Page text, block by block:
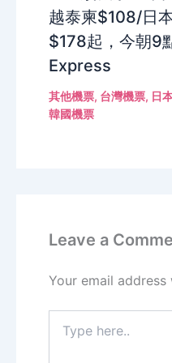
越泰柬$108/日
$178起，今朝9
Express
其他機票, 台灣機票, 日
韓國機票
Leave a
Your email
here..